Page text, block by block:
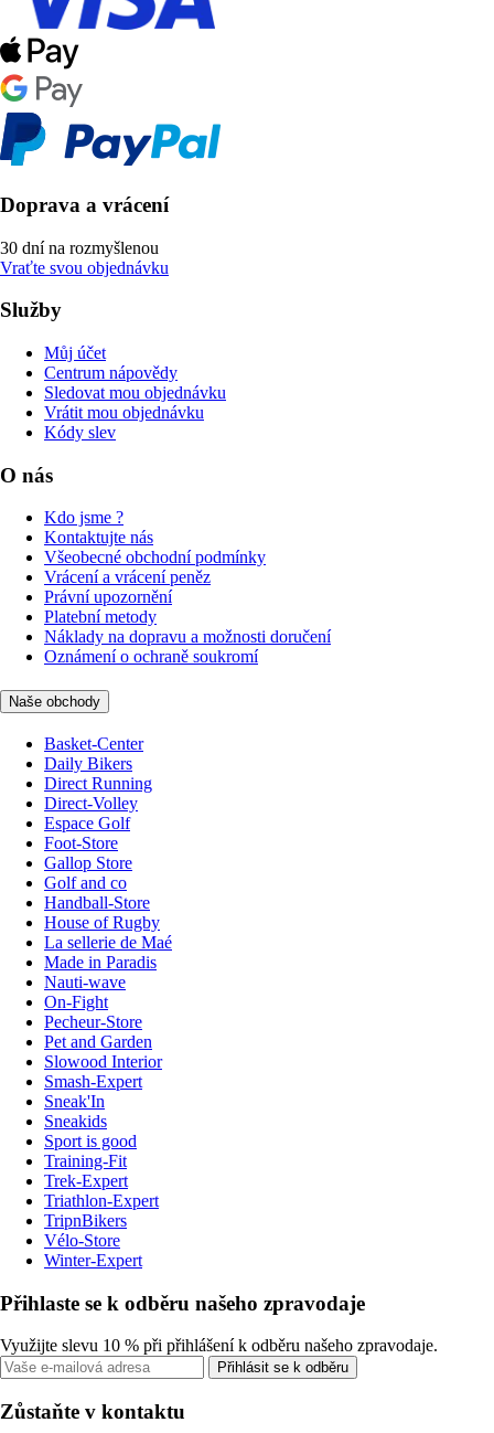
Doprava a vrácení
30 dní na rozmyšlenou
Vraťte svou objednávku
Služby
Můj účet
Centrum nápovědy
Sledovat mou objednávku
Vrátit mou objednávku
Kódy slev
O nás
Kdo jsme ?
Kontaktujte nás
Všeobecné obchodní podmínky
Vrácení a vrácení peněz
Právní upozornění
Platební metody
Náklady na dopravu a možnosti doručení
Oznámení o ochraně soukromí
Naše obchody
Basket-Center
Daily Bikers
Direct Running
Direct-Volley
Espace Golf
Foot-Store
Gallop Store
Golf and co
Handball-Store
House of Rugby
La sellerie de Maé
Made in Paradis
Nauti-wave
On-Fight
Pecheur-Store
Pet and Garden
Slowood Interior
Smash-Expert
Sneak'In
Sneakids
Sport is good
Training-Fit
Trek-Expert
Triathlon-Expert
TripnBikers
Vélo-Store
Winter-Expert
Přihlaste se k odběru našeho zpravodaje
Využijte slevu 10 % při přihlášení k odběru našeho zpravodaje.
Přihlásit se k odběru
Zůstaňte v kontaktu